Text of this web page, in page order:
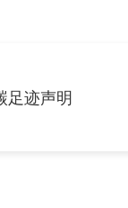
足迹声明